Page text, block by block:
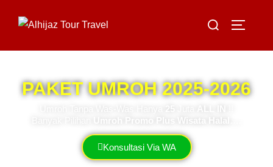
PAKET UMROH 2025-2026
25 ALL IN
Umroh Promo Plus Wisata Halal….
Konsultasi Via WA